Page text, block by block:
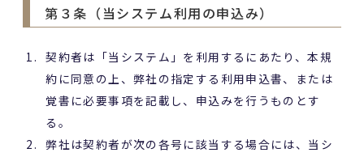
第３条（当システム利用の申込み）
契約者は「当システム」を利用するにあたり、本規
約に同意の上、弊社の指定する利用申込書、または
覚書に必要事項を記載し、申込みを行うものとす
る。
弊社は契約者が次の各号に該当する場合には、当シ